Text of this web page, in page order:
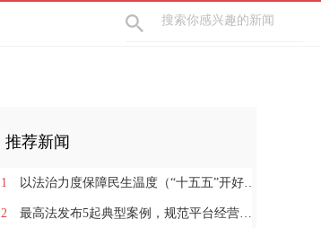
推荐新闻
1 以法治力度保障民生温度（“十五五”开好局起好步）
2 最高法发布5起典型案例，规范平台经营保护消费者合法权益